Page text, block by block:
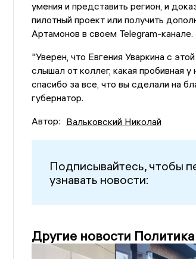
умения и представить регион, и
пилотный проект или получить
Артамонов в своем Telegram-канале.
"Уверен, что Евгения Уваркина с
слышал от коллег, какая пробивная
спасибо за все, что вы сделали на
губернатор.
Автор: Вальковский Николай
Подписывайтесь, чтобы
узнавать новости:
Другие новости Политика